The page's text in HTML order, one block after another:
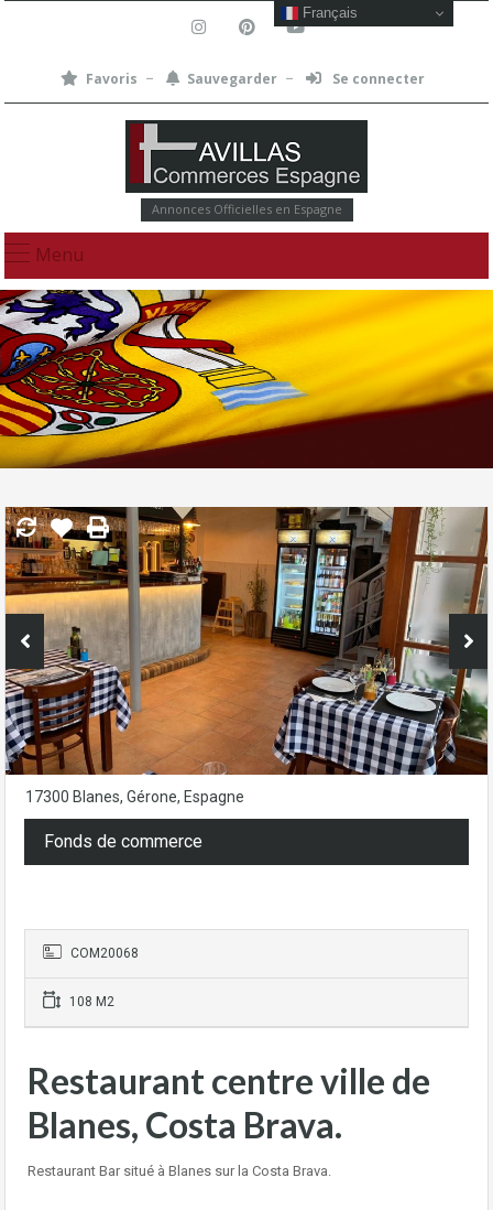
Favoris Sauvegarder Se connecter
Annonces Officielles en Espagne
Menu
17300 Blanes, Gérone, Espagne
Fonds de commerce
COM20068
108 M2
Restaurant centre ville de
Blanes, Costa Brava.
Restaurant Bar situé à Blanes sur la Costa Brava.
Français